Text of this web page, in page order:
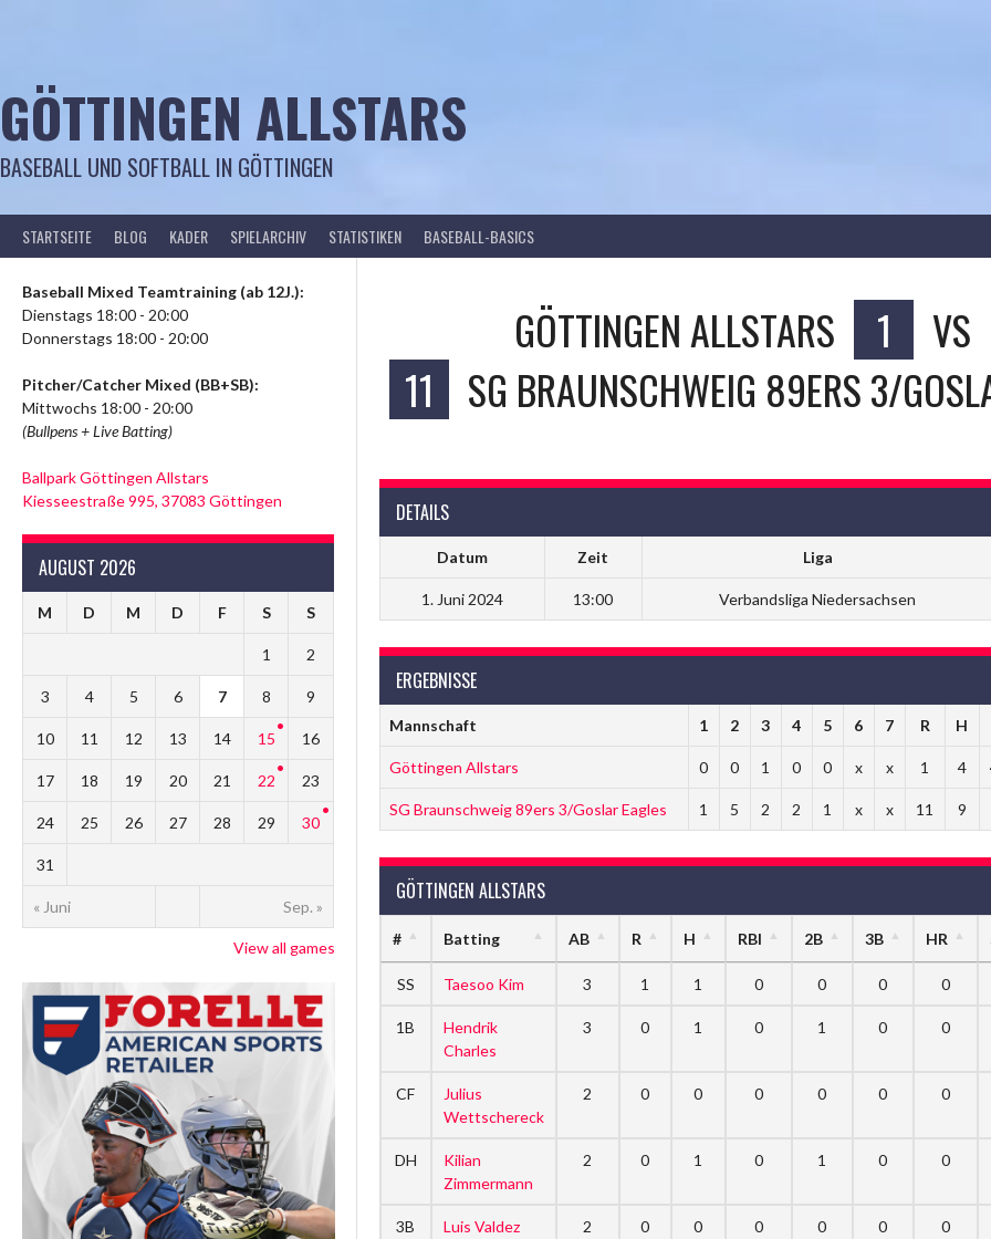
GÖTTINGEN ALLSTARS
BASEBALL UND SOFTBALL IN GÖTTINGEN
STARTSEITE BLOG KADER SPIELARCHIV STATISTIKEN BASEBALL-BASICS
GÖTTINGEN ALLSTARS 1
VS
11
SG BRAUNSCHWEIG 89ERS 3/
DETAILS
Datum Zeit Liga
1. Juni 2024 13:00 Verbandsliga Niedersachsen
ERGEBNISSE
Mannschaft 1 2 3 4 5 6 7 R H
Göttingen Allstars 0 0 1 0 0 x x 1 4
SG Braunschweig 89ers 3/Goslar Eagles 1 5 2 2 1 x x 11 9
GÖTTINGEN ALLSTARS
# Batting AB R H RBI 2B 3B HR
SS Taesoo Kim 3 1 1 0 0 0 0
1B
Hendrik
Charles
3 0 1 0 1 0 0
CF
Julius
Wettschereck
2 0 0 0 0 0 0
DH
Kilian
Zimmermann
2 0 1 0 1 0 0
3B
Luis Valdez
2 0 0 0 0 0 0
Baseball Mixed Teamtraining (ab 12J.):
Dienstags 18:00 - 20:00
Donnerstags 18:00 - 20:00
Pitcher/Catcher Mixed (BB+SB):
Mittwochs 18:00 - 20:00
(Bullpens + Live Batting)
Ballpark Göttingen Allstars
Kiesseestraße 995, 37083 Göttingen
AUGUST 2026
M D M D F S S
« Juni Sep. »
1 2
3 4 5 6 7 8 9
10 11 12 13 14 15 16
17 18 19 20 21 22 23
24 25 26 27 28 29 30
31
View all games